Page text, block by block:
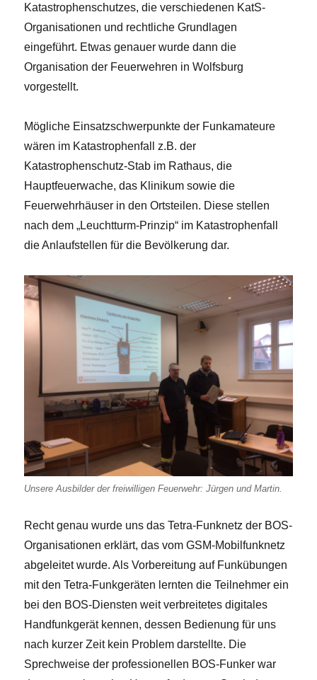
Katastrophenschutzes, die verschiedenen KatS-
Organisationen und rechtliche Grundlagen
eingeführt. Etwas genauer wurde dann die
Organisation der Feuerwehren in Wolfsburg
vorgestellt.
Mögliche Einsatzschwerpunkte der Funkamateure
wären im Katastrophenfall z.B. der
Katastrophenschutz-Stab im Rathaus, die
Hauptfeuerwache, das Klinikum sowie die
Feuerwehrhäuser in den Ortsteilen. Diese stellen
nach dem „Leuchtturm-Prinzip“ im Katastrophenfall
die Anlaufstellen für die Bevölkerung dar.
Unsere Ausbilder der freiwilligen Feuerwehr: Jürgen und Martin.
Recht genau wurde uns das Tetra-Funknetz der BOS-
Organisationen erklärt, das vom GSM-Mobilfunknetz
abgeleitet wurde. Als Vorbereitung auf Funkübungen
mit den Tetra-Funkgeräten lernten die Teilnehmer ein
bei den BOS-Diensten weit verbreitetes digitales
Handfunkgerät kennen, dessen Bedienung für uns
nach kurzer Zeit kein Problem darstellte. Die
Sprechweise der professionellen BOS-Funker war